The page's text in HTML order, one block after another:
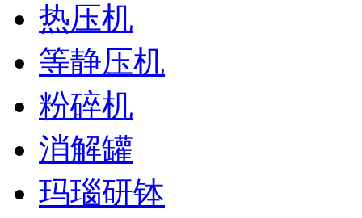
热压机
等静压机
粉碎机
消解罐
玛瑙研钵